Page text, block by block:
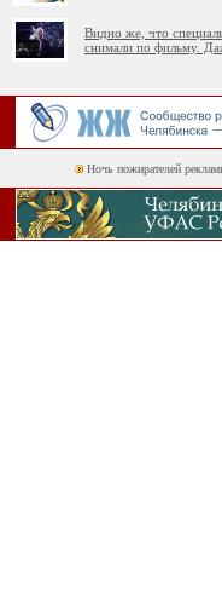
Видно же, что
снимали по фильму.
Ночь пожирателей